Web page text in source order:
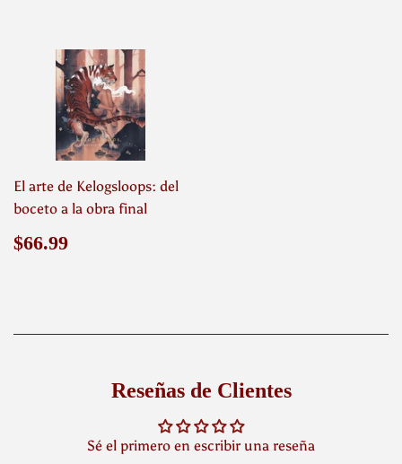
El arte de Kelogsloops: del
boceto a la obra final
Precio
$66.99
Reseñas de Clientes
Sé el primero en escribir una reseña